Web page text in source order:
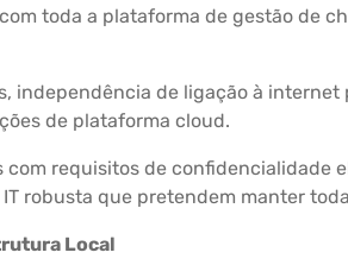
toda a plataforma de gestão de
independência de ligação à
de plataforma cloud.
com requisitos de
robusta que pretendem manter
Local